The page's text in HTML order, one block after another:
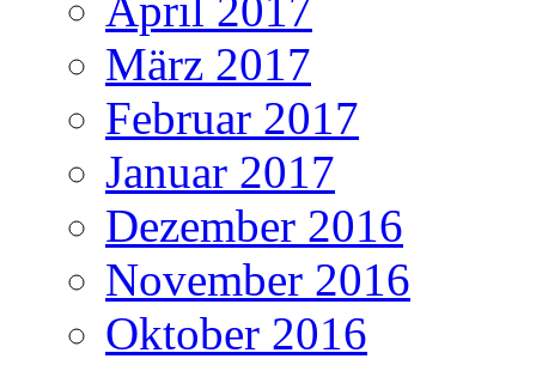
März 2017
Februar 2017
Januar 2017
Dezember 2016
November 2016
Oktober 2016